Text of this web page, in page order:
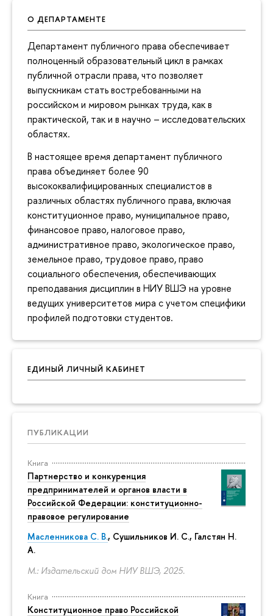
О ДЕПАРТАМЕНТЕ
Департамент публичного права обеспечивает
полноценный образовательный цикл в рамках
публичной отрасли права, что позволяет
выпускникам стать востребованными на
российском и мировом рынках труда, как в
практической, так и в научно – исследовательских
областях.
В настоящее время департамент публичного
права объединяет более 90
высококвалифицированных специалистов в
различных областях публичного права, включая
конституционное право, муниципальное право,
финансовое право, налоговое право,
административное право, экологическое право,
земельное право, трудовое право, право
социального обеспечения, обеспечивающих
преподавания дисциплин в НИУ ВШЭ на уровне
ведущих университетов мира с учетом специфики
профилей подготовки студентов.
ЕДИНЫЙ ЛИЧНЫЙ КАБИНЕТ
ПУБЛИКАЦИИ
Книга
Партнерство и конкуренция
предпринимателей и органов власти в
Российской Федерации: конституционно-
правовое регулирование
Масленникова С. В., Сушильников И. С., Галстян Н.
А.
М.: Издательский дом НИУ ВШЭ, 2025.
Книга
Конституционное право Российской